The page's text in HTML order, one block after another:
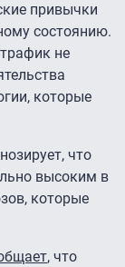
привычки
состоянию.
не
которые
что
высоким в
которые
, что